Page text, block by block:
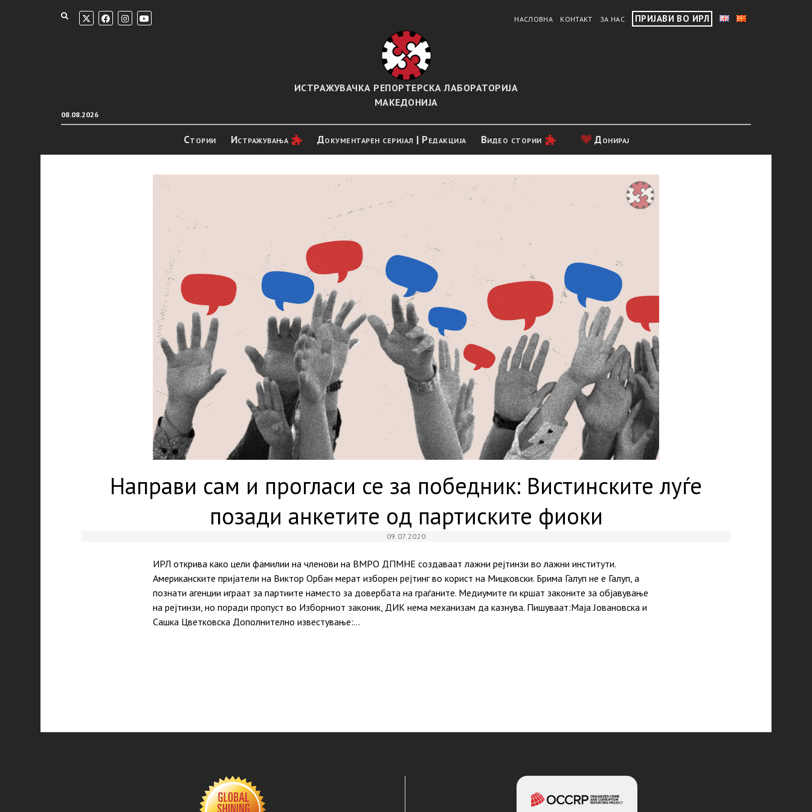
НАСЛОВНА КОНТАКТ ЗА НАС ПРИЈАВИ ВО ИРЛ
08.08.2026
ИСТРАЖУВАЧКА РЕПОРТЕРСКА ЛАБОРАТОРИЈА
МАКЕДОНИЈА
Стории Истражувањa Документарен серијал | Редакција Видео стории Донирај
Направи сам и прогласи се за победник: Вистинските луѓе
позади анкетите од партиските фиоки
09.07.2020
ИРЛ открива како цели фамилии на членови на ВМРО ДПМНЕ создаваат лажни рејтинзи во лажни институти.
Американските пријатели на Виктор Орбан мерат изборен рејтинг во корист на Мицковски. Брима Галуп не е Галуп, а
познати агенции играат за партиите наместо за довербата на граѓаните. Медиумите ги кршат законите за објавување
на рејтинзи, но поради пропуст во Изборниот законик, ДИК нема механизам да казнува. Пишуваат:Маја Јовановска и
Сашка Цветковска Дополнително известување:…